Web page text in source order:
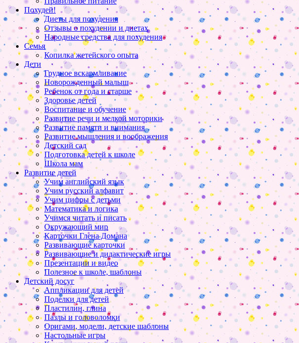
Похудей!
Диеты для похудения
Отзывы о похудении и диетах
Народные средства для похудения
Семья
Копилка жетейского опыта
Дети
Грудное вскармливание
Новорожденный малыш
Ребенок от года и старше
Здоровье детей
Воспитание и обучение
Развитие речи и мелкой моторики
Развитие памяти и внимания
Развитие мышления и воображения
Детский сад
Подготовка детей к школе
Школа мам
Развитие детей
Учим английский язык
Учим русский алфавит
Учим цифры с детьми
Математика и логика
Учимся читать и писать
Окружающий мир
Карточки Глена Домана
Развивающие карточки
Развивающие и дидактические игры
Презентации и видео
Полезное к школе, шаблоны
Детский досуг
Аппликации для детей
Поделки для детей
Пластилин, глина
Пазлы и головоломки
Оригами, модели, детские шаблоны
Настольные игры